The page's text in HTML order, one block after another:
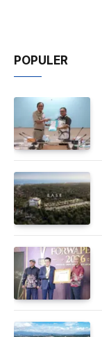
POPULER